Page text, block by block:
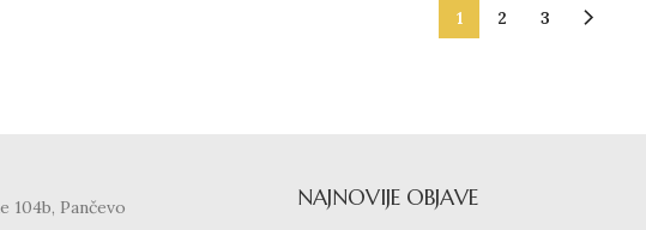
1 2 3
104b, Pančevo NAJNOVIJE OBJAVE